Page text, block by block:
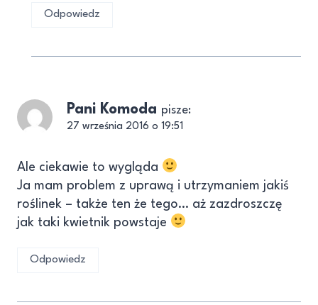
Odpowiedz
Pani Komoda pisze:
27 września 2016 o 19:51
Ale ciekawie to wygląda
Ja mam problem z uprawą i utrzymaniem jakiś
roślinek – także ten że tego… aż zazdroszczę
jak taki kwietnik powstaje
Odpowiedz